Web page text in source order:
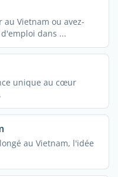
au Vietnam ou avez-
dans ...
unique au cœur
au Vietnam, l'idée